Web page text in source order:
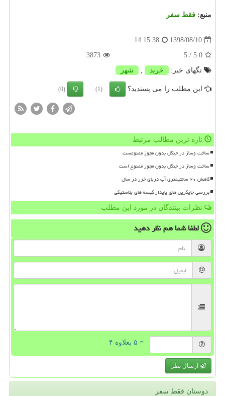
منبع: فقط سفر
1398/08/10
14:15:38
5.0
/ 5
3873
تگهای خبر:
خرید , شهر
این مطلب را می پسندید؟ (1)
(0)
تازه ترین مطالب مرتبط
ساخت وساز در جنگل بدون مجوز ممنوعست
ساخت وساز در جنگل بدون مجوز ممنوع است
کاهش ۲۰ سانتیمتری آب دریای خزر در سال
بررسی جایگزین های پایدار کیسه های پلاستیکی
نظرات بینندگان در مورد این مطلب
لطفا شما همنظر دهید
= ۵ بعلاوه ۴
ارسال نظر
دوستان فقط سفر